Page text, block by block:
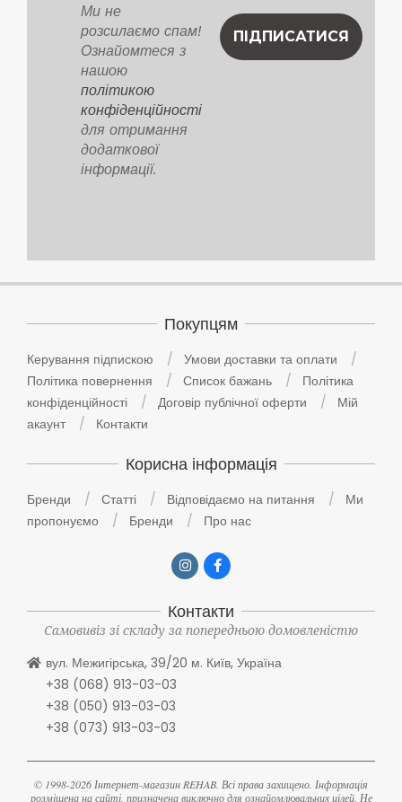
Ми не
розсилаємо спам!
Ознайомтеся з
нашою
політикою
конфіденційності
для отримання
додаткової
інформації.
Покупцям
Керування підпискою
Умови доставки та оплати
Політика повернення
Список бажань
Політика
конфіденційності
Договір публічної оферти
Мій
акаунт
Контакти
Корисна інформація
Бренди Статті Відповідаємо на питання
Ми
пропонуємо
Бренди Про нас
Контакти
Самовивіз зі складу за попередньою домовленістю
вул. Межигірська, 39/20 м. Київ, Україна
+38 (068) 913-03-03
+38 (050) 913-03-03
+38 (073) 913-03-03
© 1998-2026 Інтернет-магазин REHAB. Всі права захищено. Інформація
розміщена на сайті, призначена виключно для ознайомлювальних цілей. Не